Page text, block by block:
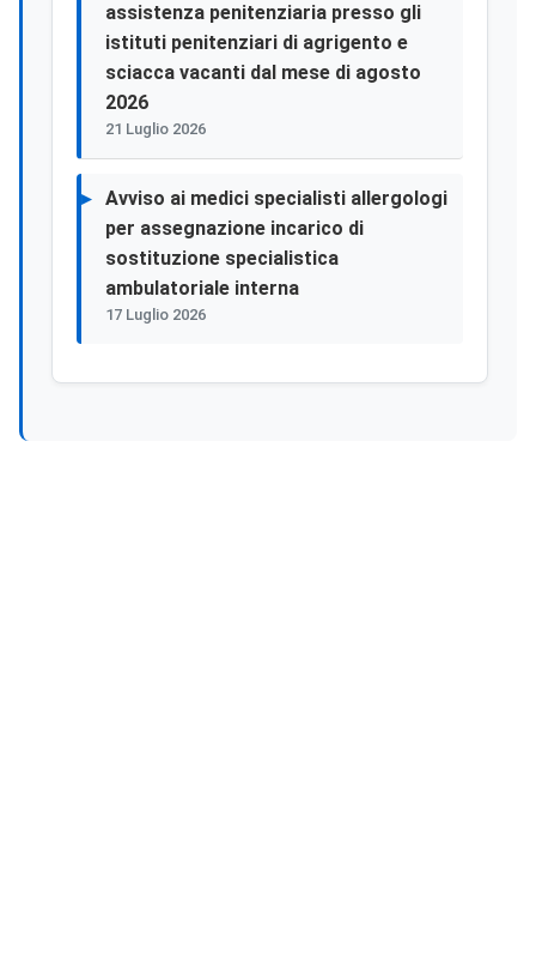
assistenza penitenziaria presso gli
istituti penitenziari di agrigento e
sciacca vacanti dal mese di agosto
2026
21 Luglio 2026
Avviso ai medici specialisti allergologi
per assegnazione incarico di
sostituzione specialistica
ambulatoriale interna
17 Luglio 2026